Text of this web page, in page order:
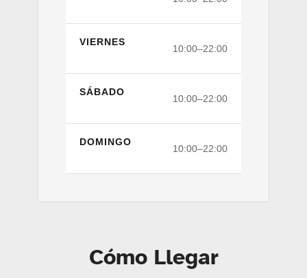
VIERNES
10:00–22:00
SÁBADO
10:00–22:00
DOMINGO
10:00–22:00
Cómo Llegar